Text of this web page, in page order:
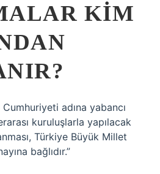
KIM
adına yabancı
kuruluşlarla yapılacak
Türkiye Büyük Millet
bağlıdır.”